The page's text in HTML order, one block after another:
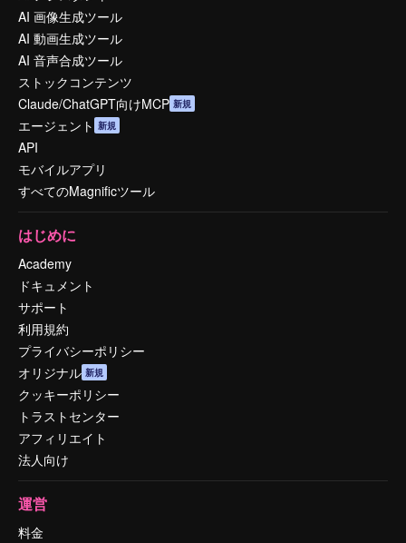
AI 画像生成ツール
AI 動画生成ツール
AI 音声合成ツール
ストックコンテンツ
Claude/ChatGPT向けMCP 新規
エージェント 新規
API
モバイルアプリ
すべてのMagnificツール
はじめに
Academy
ドキュメント
サポート
利用規約
プライバシーポリシー
オリジナル 新規
クッキーポリシー
トラストセンター
アフィリエイト
法人向け
運営
料金